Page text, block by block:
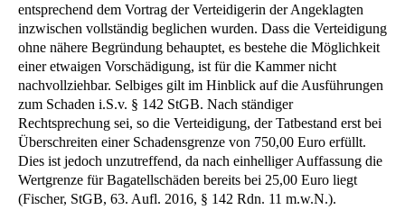
entsprechend dem Vortrag der Verteidigerin der Angeklagten
inzwischen vollständig beglichen wurden. Dass die Verteidigung
ohne nähere Begründung behauptet, es bestehe die Möglichkeit
einer etwaigen Vorschädigung, ist für die Kammer nicht
nachvollziehbar. Selbiges gilt im Hinblick auf die Ausführungen
zum Schaden i.S.v. § 142 StGB. Nach ständiger
Rechtsprechung sei, so die Verteidigung, der Tatbestand erst bei
Überschreiten einer Schadensgrenze von 750,00 Euro erfüllt.
Dies ist jedoch unzutreffend, da nach einhelliger Auffassung die
Wertgrenze für Bagatellschäden bereits bei 25,00 Euro liegt
(Fischer, StGB, 63. Aufl. 2016, § 142 Rdn. 11 m.w.N.).